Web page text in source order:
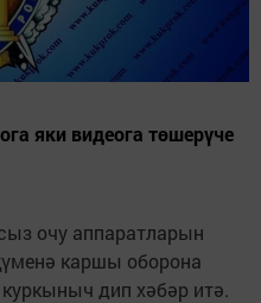
яки видеога төшерүче
очу аппаратларын
каршы оборона
дип хәбәр итә.